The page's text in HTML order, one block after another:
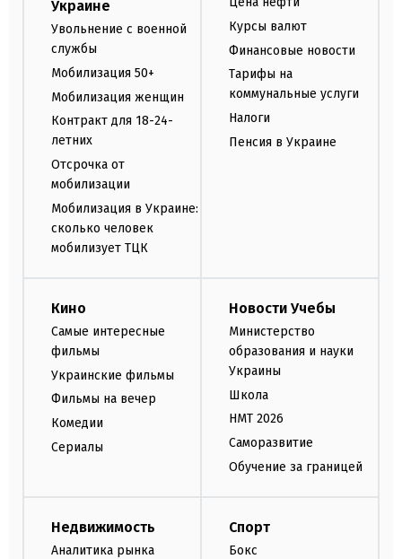
Украине
Увольнение с военной
службы
Мобилизация 50+
Мобилизация женщин
Контракт для 18-24-
летних
Отсрочка от
мобилизации
Мобилизация в Украине:
сколько человек
мобилизует ТЦК
Курсы валют
Финансовые новости
Тарифы на
коммунальные услуги
Налоги
Пенсия в Украине
Кино
Самые интересные
фильмы
Украинские фильмы
Фильмы на вечер
Комедии
Сериалы
Новости Учебы
Министерство
образования и науки
Украины
Школа
НМТ 2026
Саморазвитие
Обучение за границей
Недвижимость
Аналитика рынка
Спорт
Бокс